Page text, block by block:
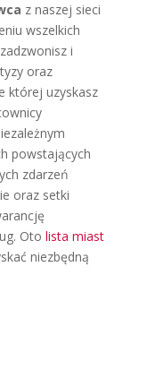
z naszej sieci
wszelkich
i
oraz
której uzyskasz
powstających
zdarzeń
oraz setki
Oto lista miast
niezbędną